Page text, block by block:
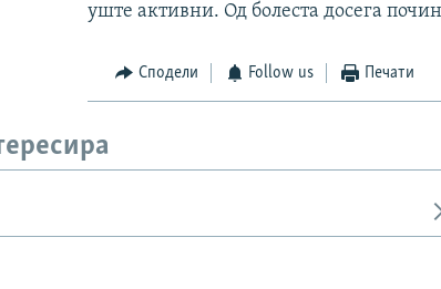
уште активни. Од болеста досега
Сподели Follow us Печати